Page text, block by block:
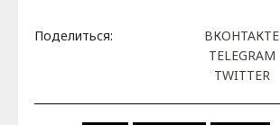
Поделиться:
ВКОНТАКТЕ
TELEGRAM
TWITTER